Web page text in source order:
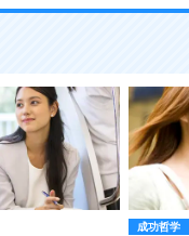
成功哲学